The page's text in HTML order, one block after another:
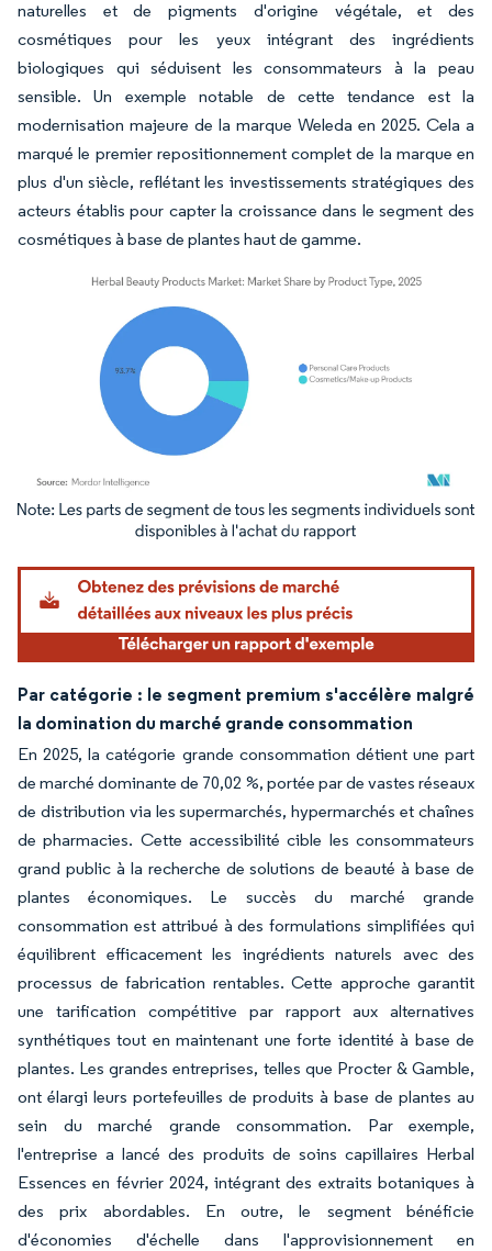
naturelles et de pigments d'origine végétale, et des
cosmétiques pour les yeux intégrant des ingrédients
biologiques qui séduisent les consommateurs à la peau
sensible. Un exemple notable de cette tendance est la
modernisation majeure de la marque Weleda en 2025. Cela a
marqué le premier repositionnement complet de la marque en
plus d'un siècle, reflétant les investissements stratégiques des
acteurs établis pour capter la croissance dans le segment des
cosmétiques à base de plantes haut de gamme.
Image © Mordor Intelligence. La réutilisation nécessite une attribution sous CC BY
Par catégorie : le segment premium s'accélère malgré
la domination du marché grande consommation
En 2025, la catégorie grande consommation détient une part
de marché dominante de 70,02 %, portée par de vastes réseaux
de distribution via les supermarchés, hypermarchés et chaînes
de pharmacies. Cette accessibilité cible les consommateurs
grand public à la recherche de solutions de beauté à base de
plantes économiques. Le succès du marché grande
consommation est attribué à des formulations simplifiées qui
équilibrent efficacement les ingrédients naturels avec des
processus de fabrication rentables. Cette approche garantit
une tarification compétitive par rapport aux alternatives
synthétiques tout en maintenant une forte identité à base de
plantes. Les grandes entreprises, telles que Procter & Gamble,
ont élargi leurs portefeuilles de produits à base de plantes au
sein du marché grande consommation. Par exemple,
l'entreprise a lancé des produits de soins capillaires Herbal
Essences en février 2024, intégrant des extraits botaniques à
des prix abordables. En outre, le segment bénéficie
d'économies d'échelle dans l'approvisionnement en